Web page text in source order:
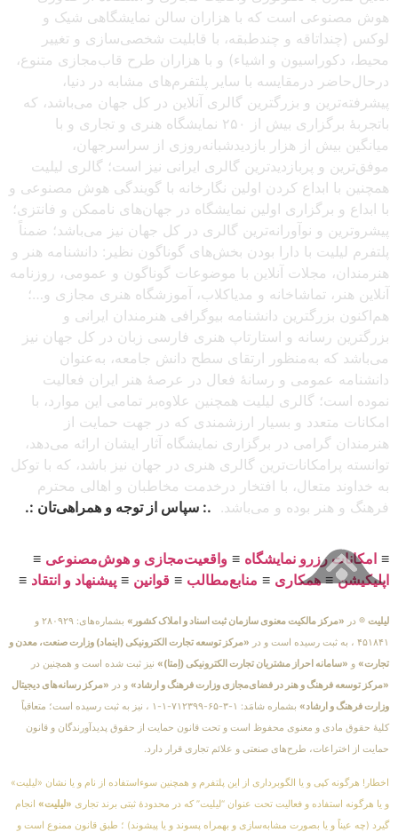
هوش مصنوعی است که با هزاران سالن نمایشگاهی شیک و
لوکس (چنداتاقه و چندطبقه، با قابلیت شخصی‌سازی و تغییر
محیط، دکوراسیون و اشیاء) و با هزاران طرح قاب‌مجازی متنوع،
درحال‌حاضر درمقایسه با سایر پلتفرم‌های مشابه در دنیا،
پیشرفته‌ترین و بزرگترین گالری آنلاین در کل جهان می‌باشد، که
باتجربهٔ برگزاری بیش از ۲۵۰ نمایشگاه هنری و تجاری و با
میانگین بیش از هزار بازدیدشبانه‌روزی از سراسرجهان،
موفق‌ترین و پربازدیدترین گالری ایرانی نیز است؛ گالری لیلیت
همچنین با ابداع کردن اولین نگارخانه با گویندگی هوش مصنوعی و
با ابداع و برگزاری اولین نمایشگاه در جهان‌های ناممکن و فانتزی؛
پیشروترین و نوآورانه‌ترین گالری در کل جهان نیز می‌باشد؛ ضمناً
پلتفرم لیلیت با دارا بودن بخش‌های گوناگون نظیر: دانشنامه هنر و
هنرمندان، مجلات آنلاین با موضوعات گوناگون و عمومی، روزنامه
آنلاین هنر، تماشاخانه و مدیاکلاب، آموزشگاه هنری مجازی و…؛
هم‌اکنون بزرگترین دانشنامه بیوگرافی هنرمندان ایرانی و
بزرگترین رسانه و استارتاپ هنری فارسی زبان در کل جهان نیز
می‌باشد که به‌منظور ارتقای سطح دانش جامعه، به‌عنوان
دانشنامه عمومی و رسانهٔ فعال در عرصهٔ هنر ایران فعالیت
نموده است؛ گالری لیلیت همچنین علاوه‌بر تمامی این موارد، با
امکانات متعدد و بسیار ارزشمندی که در جهت حمایت از
هنرمندان گرامی در برگزاری نمایشگاه آثار ایشان ارائه می‌دهد،
توانسته پرامکانات‌ترین گالری هنری در جهان نیز باشد، که با توکل
به خداوند متعال، با افتخار درخدمت مخاطبان و اهالی محترم
فرهنگ و هنر بوده و می‌باشد. .: سپاس از توجه و همراهی‌تان :.
≡ امکانات رزرو نمایشگاه ≡ واقعیت‌مجازی و هوش‌مصنوعی ≡
اپلیکیشن≡همکاری ≡ منابع‌مطالب ≡ قوانین ≡ پیشنهاد و انتقاد ≡
لیلیت ® در «مرکز مالکیت معنوی سازمان ثبت اسناد و املاک کشور»
بشماره‌های: ۲۸۰۹۲۹ و
۴۵۱۸۴۱ ، به ثبت رسیده است و در
«مرکز توسعه تجارت الکترونیکی (اینماد) وزارت صنعت، معدن و
تجارت» و «سامانه احراز مشتریان تجارت الکترونیکی (اِمتا)» نیز ثبت شده است و همچنین در
«مرکز توسعه فرهنگ و هنر در فضای‌مجازی وزارت فرهنگ و ارشاد» و در «مرکز رسانه‌های دیجیتال
وزارت فرهنگ و ارشاد»
بشماره شامَد: ۱-۳-۶۵-۷۱۲۳۹۹-۱-۱ ، نیز به ثبت رسیده است؛ متعاقباً
کلیهٔ حقوق مادی و معنوی محفوظ است و تحت قانون حمایت از حقوق پدیدآورندگان و قانون
حمایت از اختراعات، طرح‌های صنعتی و علائم تجاری قرار دارد.
اخطار! هرگونه کپی و یا الگوبرداری از این پلتفرم و همچنین سوءاستفاده از نام و یا نشان «لیلیت»
و یا هرگونه استفاده و فعالیت تحت عنوان “لیلیت” که در محدودهٔ ثبتی برند تجاری «لیلیت» انجام
گیرد (چه عیناً و یا بصورت مشابه‌سازی و بهمراه پسوند و یا پیشوند) ؛ طبق قانون ممنوع است و